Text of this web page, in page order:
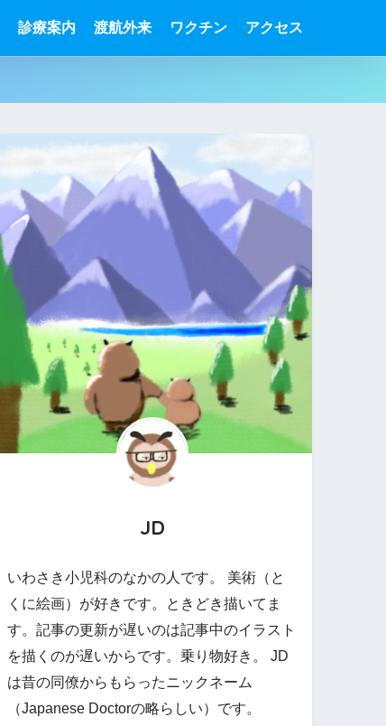
診療案内 渡航外来 ワクチン アクセス
JD
いわさき小児科のなかの人です。 美術（と
くに絵画）が好きです。ときどき描いてま
す。記事の更新が遅いのは記事中のイラスト
を描くのが遅いからです。乗り物好き。 JD
は昔の同僚からもらったニックネーム
（Japanese Doctorの略らしい）です。